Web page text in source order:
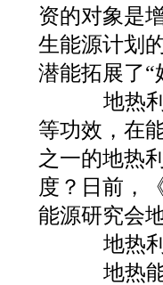
资的对象是
生能源计划
潜能拓展了“
地热利
等功效，在
之一的地热
度？日前，
能源研究会
地热利
地热能